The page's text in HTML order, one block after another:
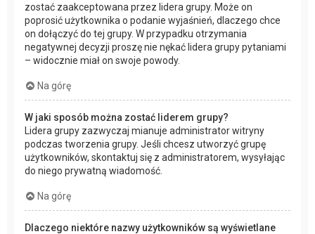
zostać zaakceptowana przez lidera grupy. Może on
poprosić użytkownika o podanie wyjaśnień, dlaczego chce
on dołączyć do tej grupy. W przypadku otrzymania
negatywnej decyzji proszę nie nękać lidera grupy pytaniami
– widocznie miał on swoje powody.
Na górę
W jaki sposób można zostać liderem grupy?
Lidera grupy zazwyczaj mianuje administrator witryny
podczas tworzenia grupy. Jeśli chcesz utworzyć grupę
użytkowników, skontaktuj się z administratorem, wysyłając
do niego prywatną wiadomość.
Na górę
Dlaczego niektóre nazwy użytkowników są wyświetlane